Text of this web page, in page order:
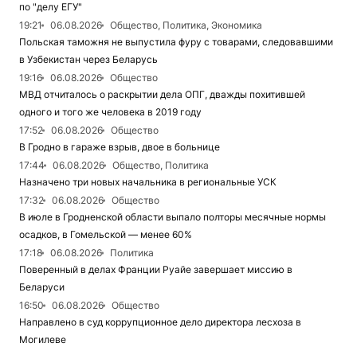
по "делу ЕГУ"
19:21
06.08.2026
Общество, Политика, Экономика
Польская таможня не выпустила фуру с товарами, следовавшими
в Узбекистан через Беларусь
19:16
06.08.2026
Общество
МВД отчиталось о раскрытии дела ОПГ, дважды похитившей
одного и того же человека в 2019 году
17:52
06.08.2026
Общество
В Гродно в гараже взрыв, двое в больнице
17:44
06.08.2026
Общество, Политика
Назначено три новых начальника в региональные УСК
17:32
06.08.2026
Общество
В июле в Гродненской области выпало полторы месячные нормы
осадков, в Гомельской — менее 60%
17:18
06.08.2026
Политика
Поверенный в делах Франции Руайе завершает миссию в
Беларуси
16:50
06.08.2026
Общество
Направлено в суд коррупционное дело директора лесхоза в
Могилеве